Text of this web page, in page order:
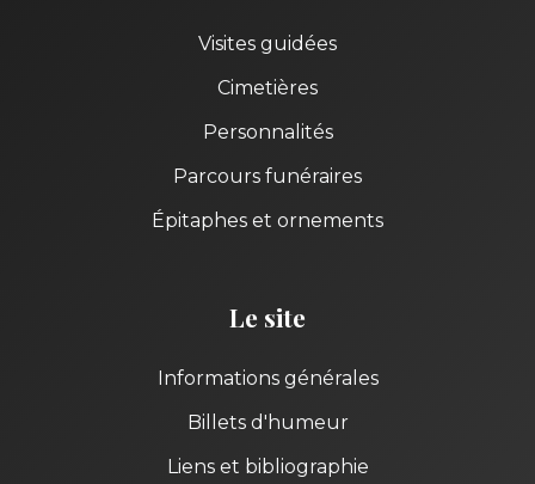
Visites guidées
Cimetières
Personnalités
Parcours funéraires
Épitaphes et ornements
Le site
Informations générales
Billets d'humeur
Liens et bibliographie